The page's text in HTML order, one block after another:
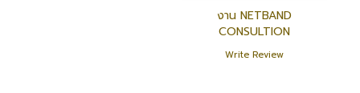
งาน NETBAND
CONSULTION
Write Review